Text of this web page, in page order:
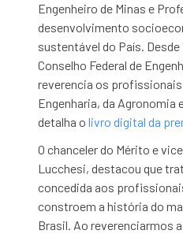
Engenheiro de Minas e
desenvolvimento
sustentável do País. Desde
Conselho Federal de
reverencia os
Engenharia, da Agronomia
detalha olivro digital da
O chanceler do Mérito e
Lucchesi, destacou que
concedida aos
constroem a história do
Brasil. Ao reverenciarmos